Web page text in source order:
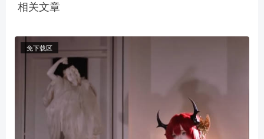
相关文章
免下载区